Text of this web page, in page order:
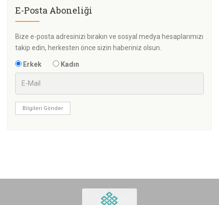
E-Posta Aboneliği
Bize e-posta adresinizi bırakın ve sosyal medya hesaplarımızı
takip edin, herkesten önce sizin haberiniz olsun.
Erkek Kadın
Bilgileri Gönder